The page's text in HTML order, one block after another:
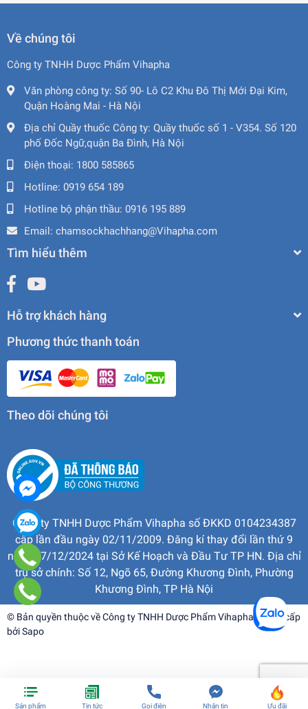
Về chúng tôi
Công ty TNHH Dược Phẩm Vihapha
Văn phòng công ty: Số 90- Lô C2 Khu Đô Thị Mới Đại Kim,
Quận Hoàng Mai - Hà Nội
Địa chỉ Quầy thuốc Công ty: Quầy thuốc số 1 - V354. Số 120
phố Đốc Ngữ,quận Ba Đình, Hà Nội
Điện thoại: 1800 585865
Hotline: 0919 654 189
Hotline bộ phận thầu: 0916 195 889
Email: chamsockhachhang@Vihapha.com
Tìm hiểu thêm
Hỗ trợ khách hàng
Phương thức thanh toán
Theo dõi chúng tôi
Công ty TNHH Dược Phẩm Vihapha số ĐKKD 0104234387
cấp lần đầu ngày 02/11/2009. Đăng kí thay đổi lần thứ 9
ngày 17/12/2024 tại Sở Kế Hoạch và Đầu Tư TP HN. Địa chỉ
trụ sở chính: Số 12, Ngõ 65, Đường Khương Đình, Phường
Khương Đình, TP Hà Nội
© Bản quyền thuộc vềCông ty TNHH Dược Phẩm Vihapha| Cung cấp
bởiSapo
Sản phẩm Tin tức Gọi điện Nhắn tin Ưu đãi